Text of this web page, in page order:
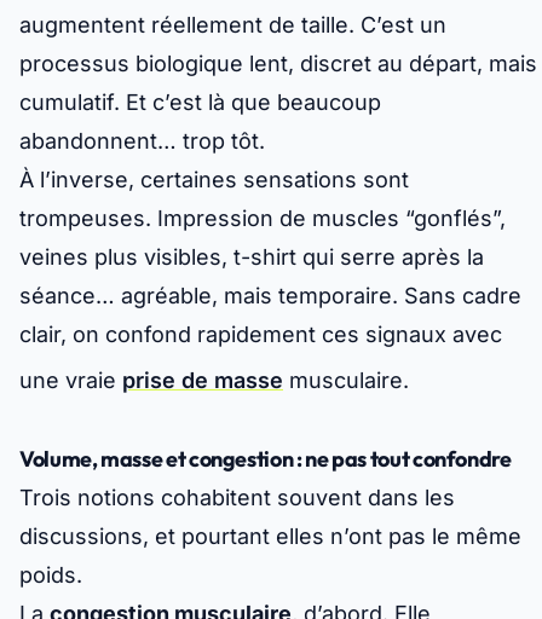
augmentent réellement de taille. C’est un
processus biologique lent, discret au départ, mais
cumulatif. Et c’est là que beaucoup
abandonnent… trop tôt.
À l’inverse, certaines sensations sont
trompeuses. Impression de muscles “gonflés”,
veines plus visibles, t-shirt qui serre après la
séance… agréable, mais temporaire. Sans cadre
clair, on confond rapidement ces signaux avec
une vraie prise de masse musculaire.
Volume, masse et congestion : ne pas tout confondre
Trois notions cohabitent souvent dans les
discussions, et pourtant elles n’ont pas le même
poids.
La congestion musculaire , d’abord. Elle